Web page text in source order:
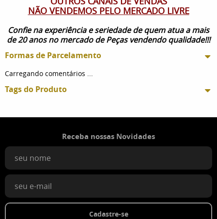
NÃO VENDEMOS PELO MERCADO LIVRE
Confie na experiência e seriedade de quem atua a mais
de 20 anos no mercado de Peças vendendo qualidade!!!
Formas de Parcelamento
Carregando comentários ...
Tags do Produto
Receba nossas Novidades
Cadastre-se